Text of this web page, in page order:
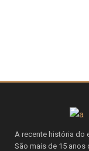
A recente história do
São mais de 15